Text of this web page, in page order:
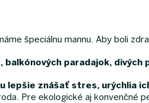
špeciálnu mannu. Aby boli
paradajok,
lepšie znášať stres, urýchlia
Pre ekologické aj konvenčné